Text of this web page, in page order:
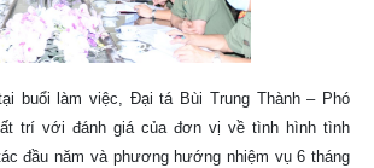
buổi làm việc, Đại tá Bùi Trung Thành – Phó
trí với đánh giá của đơn vị về tình hình tình
đầu năm và phương hướng nhiệm vụ 6 tháng